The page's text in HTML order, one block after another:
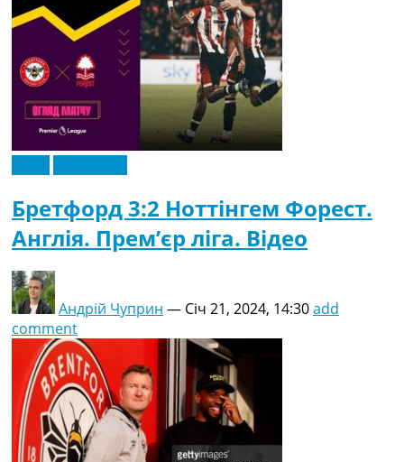
Бретфорд 3:2 Ноттінгем Форест.
Англія. Прем’єр ліга. Відео
Андрій Чуприн — Січ 21, 2024, 14:30add
comment